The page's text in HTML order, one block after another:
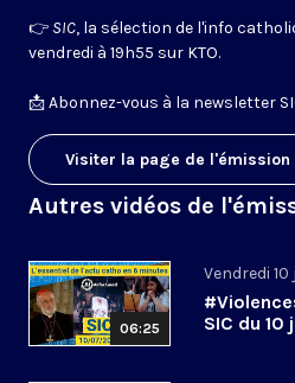
👉 SIC, la sélection de l'info
vendredi à 19h55 sur KTO.
📩Abonnez-vous à la newsletter
Visiter la page de l'émission
Autres vidéos de
06:25
Vendredi
SIC du